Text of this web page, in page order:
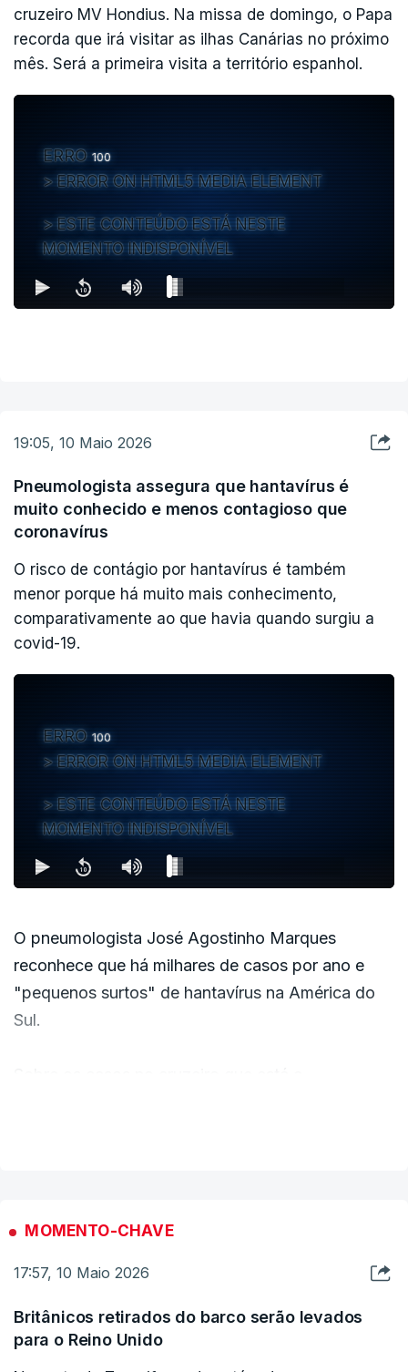
cruzeiro MV Hondius. Na missa de domingo, o Papa
recorda que irá visitar as ilhas Canárias no próximo
mês. Será a primeira visita a território espanhol.
ERRO100
ERROR ON HTML5 MEDIA ELEMENT
ESTE CONTEÚDO ESTÁ NESTE
MOMENTO INDISPONÍVEL
19:05, 10 Maio 2026
Pneumologista assegura que hantavírus é
muito conhecido e menos contagioso que
coronavírus
O risco de contágio por hantavírus é também
menor porque há muito mais conhecimento,
comparativamente ao que havia quando surgiu a
covid-19.
ERRO100
ERROR ON HTML5 MEDIA ELEMENT
ESTE CONTEÚDO ESTÁ NESTE
MOMENTO INDISPONÍVEL
O pneumologista José Agostinho Marques
reconhece que há milhares de casos por ano e
"pequenos surtos" de hantavírus na América do
Sul.
MOMENTO-CHAVE
17:57, 10 Maio 2026
Britânicos retirados do barco serão levados
para o Reino Unido